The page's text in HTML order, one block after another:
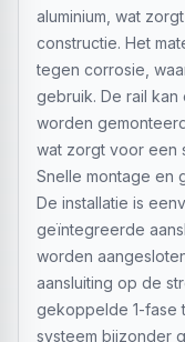
aluminium, wat
constructie. Het
tegen corrosie,
gebruik. De rail
worden
wat zorgt voor een
Snelle montage en
De installatie is
geïntegreerde
worden
aansluiting op de
gekoppelde 1-fase
systeem bijzonder